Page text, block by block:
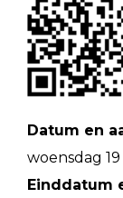
Datum en
woensdag
Einddatum